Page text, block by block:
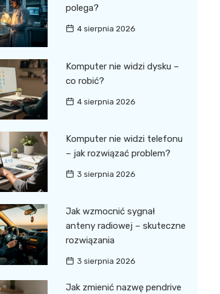
polega?
4 sierpnia 2026
Komputer nie widzi dysku –
co robić?
4 sierpnia 2026
Komputer nie widzi telefonu
– jak rozwiązać problem?
3 sierpnia 2026
Jak wzmocnić sygnał
anteny radiowej – skuteczne
rozwiązania
3 sierpnia 2026
Jak zmienić nazwę pendrive